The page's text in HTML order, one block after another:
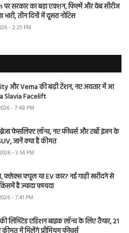
पर सरकार का बड़ा एक्शन, फिल्में और वेब सीरीज
तीन दिनों में दूसरा नोटिस
- 2:25 PM
और Verna की बढ़ी टेंशन, नए अवतार में आ
Slavia Facelift
- 7:48 PM
फेसलिफ्ट लॉन्च, नए फीचर्स और टर्बो इंजन के
जानें क्या है कीमत
- 3:56 PM
फ्लेक्स फ्यूल या EV कार? नई गाड़ी खरीदने से
है ज्यादा फायदा
- 7:41 PM
लिमिटेड एडिशन बाइक लॉन्च के लिए तैयार, 21